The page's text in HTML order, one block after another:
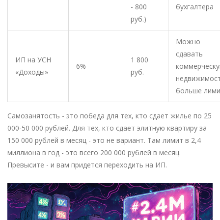
- 800
руб.)
бухгалтера
ИП на УСН
«Доходы»
6%
1 800
руб.
Можно
сдавать
больше
Самозанятость - это победа для тех, кто сдает жилье по 25
000-50 000 рублей. Для тех, кто сдает элитную квартиру за
150 000 рублей в месяц - это не вариант. Там лимит в 2,4
миллиона в год - это всего 200 000 рублей в месяц.
Превысите - и вам придется переходить на ИП.